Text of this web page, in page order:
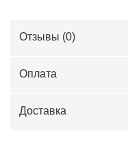
Отзывы (0)
Оплата
Доставка